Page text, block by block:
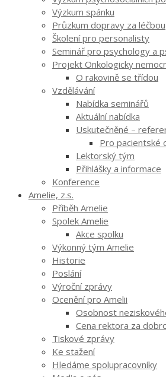
Výzkum spánku
Průzkum dopravy za léčbou
Školení pro personalisty
Seminář pro psychology a
Projekt Onkologicky
O rakovině se třídou
Vzdělávání
Nabídka seminářů
Aktuální nabídka
Uskutečněné –
Pro pacientské
Lektorský tým
Přihlášky a informace
Konference
Amelie, z.s.
Příběh Amelie
Spolek Amelie
Akce spolku
Výkonný tým Amelie
Historie
Poslání
Výroční zprávy
Ocenění pro Amelii
Osobnost
Cena rektora za
Tiskové zprávy
Ke stažení
Hledáme spolupracovníky